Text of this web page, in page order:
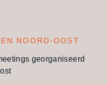
NOORD-OOST
georganiseerd